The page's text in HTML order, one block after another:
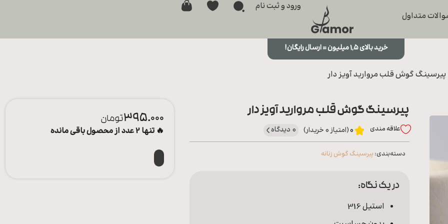
متداول
ورود و ثبت نام
خرید بالای ۱,۵ میلیون = ارسال رایگان!
گوش قلب مروارید آویز دار
پیرسینگ گوش قلب مروارید آویز دار
علاقه‌ مندی 0(امتیاز 0 خریدار) 0 دیدگاه
دسته‌بندی: پیرسینگ گوش زنانه
در یک نگاه:
استیل 316
395.000تومان
🔥 تنها 2 عدد از محصول باقی مانده
افزودن به سبد خرید